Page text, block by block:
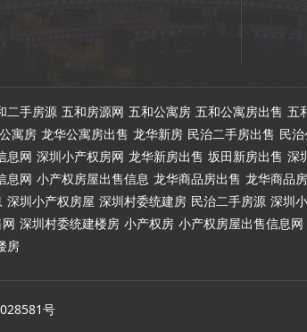
二手房源 五和房源网 五和公寓房 五和公寓房出售 五
寓房 龙华公寓房出售 龙华新房 民治二手房出售 民
息网 深圳小产权房网 龙华新房出售 坂田新房出售 深
息网 小产权房屋出售信息 龙华商品房出售 龙华商品房
深圳小产权房屋 深圳村委统建房 民治二手房源 深圳
深圳村委统建楼房 小产权房 小产权房屋出售信息网
房
号